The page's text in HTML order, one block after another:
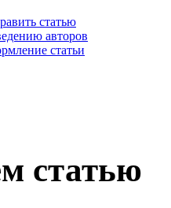
статью
авторов
статьи
статью